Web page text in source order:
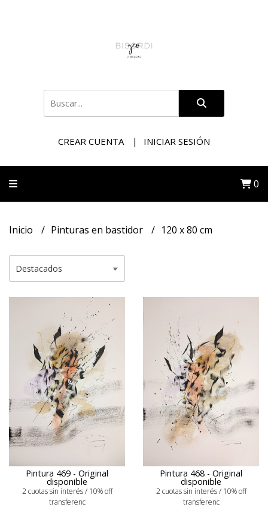
CREAR CUENTA INICIAR SESIÓN
0
Inicio Pinturas en bastidor 120 x 80 cm
Pintura 469 - Original
disponible
2 cuotas sin interés / 10% off
transferenc
Pintura 468 - Original
disponible
2 cuotas sin interés / 10% off
transferenc